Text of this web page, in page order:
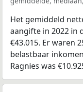
Het gemiddeld
aangifte in 2022 in
€43.015. Er waren
belastbaar
Ragnies was